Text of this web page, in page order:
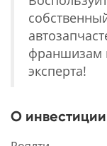
франшизам
эксперта!
О инвестиции